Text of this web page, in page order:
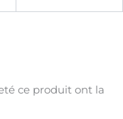
ce produit ont la